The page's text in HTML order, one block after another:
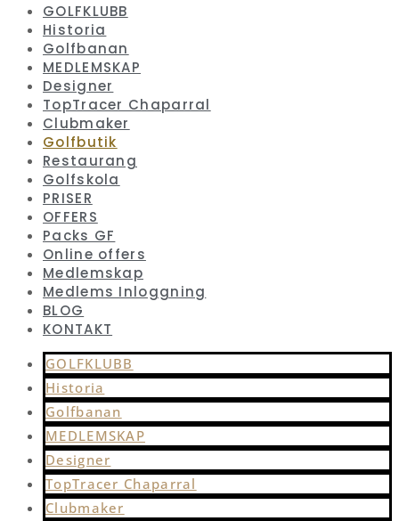
GOLFKLUBB
Historia
Golfbanan
MEDLEMSKAP
Designer
TopTracer Chaparral
Clubmaker
Golfbutik
Restaurang
Golfskola
PRISER
OFFERS
Packs GF
Online offers
Medlemskap
Medlems Inloggning
BLOG
KONTAKT
GOLFKLUBB
Historia
Golfbanan
MEDLEMSKAP
Designer
TopTracer Chaparral
Clubmaker